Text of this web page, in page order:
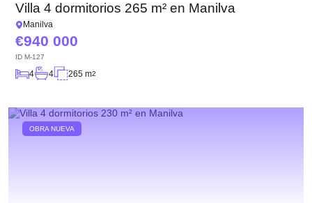
Villa 4 dormitorios 265 m² en Manilva
Manilva
940 000
ID M-127
4 4 265 m2
OBRA NUEVA